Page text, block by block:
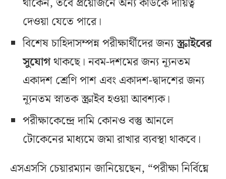
দেওয়া যেতে পারে।
বিশেষ চাহিদাসম্পন্ন পরীক্ষার্থীদের জন্যস্ক্রাইবের
সুযোগথাকছে। নবম-দশমের জন্য ন্যূনতম
একাদশ শ্রেণি পাশ এবং একাদশ-দ্বাদশের জন্য
ন্যূনতম স্নাতক স্ক্রাইব হওয়া আবশ্যক।
পরীক্ষাকেন্দ্রে দামি কোনও বস্তু আনলে
টোকেনের মাধ্যমে জমা রাখার ব্যবস্থা থাকবে।
এসএসসি চেয়ারম্যান জানিয়েছেন, “পরীক্ষা নির্বিঘ্নে